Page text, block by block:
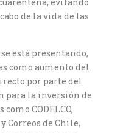
evitando
de la vida de las
está presentando,
como aumento del
por parte del
para la inversión de
CODELCO,
Correos de Chile,